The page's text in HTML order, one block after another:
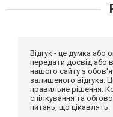
Відгук - це думка або
передати досвід або
нашого сайту з
залишеного відгука.
правильне рішення.
спілкування та
питань, що цікавлять.